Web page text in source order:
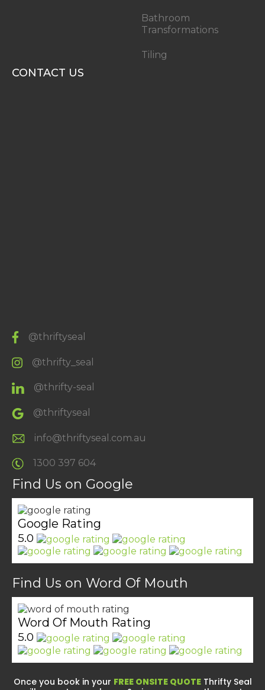
Bathroom
Transformations
Tiling
CONTACT US
@thriftyseal
@thrifty_seal
@thrifty-seal
@thriftyseal
info@thriftyseal.com.au
1300 397 604
Find Us on Google
Google Rating
5.0
Find Us on Word Of Mouth
Word Of Mouth Rating
5.0
Once you book in your FREE ONSITE QUOTEThrifty Seal